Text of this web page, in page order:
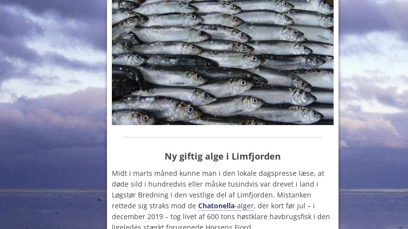
Ny giftig alge i Limfjorden
Midt i marts måned kunne man i den lokale dagspresse læse, at
døde sild i hundredvis eller måske tusindvis var drevet i land i
Løgstør Bredning i den vestlige del af Limfjorden. Mistanken
rettede sig straks mod de Chatonella-alger, der kort før jul – i
december 2019 – tog livet af 600 tons høstklare havbrugsfisk i den